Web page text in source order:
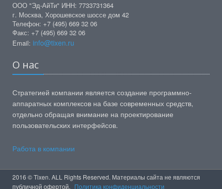
ООО "Эд-АйТи" ИНН: 7733731364
г. Москва, Хорошевское шоссе дом 42
Телефон: +7 (495) 669 32 06
Факс: +7 (495) 669 32 06
Email: info@tixen.ru
О нас
Стратегией компании является создание программно-
аппаратных комплексов на базе современных средств,
отдельно обращая внимание на проектирование
пользовательских интерфейсов.
Работа в компании
2016 © Tixen. ALL Rights Reserved. Материалы сайта не являются
публичной офертой. Политика конфиденциальности